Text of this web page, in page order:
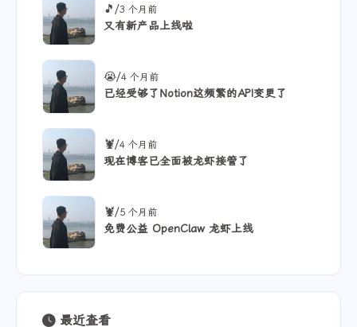
🎵/3 个月前
又有新产品上线啦
😭/4 个月前
已经受够了Notion这频繁的API变更了
🦞/4 个月前
现在博客已全面被龙虾接管了
🦞/5 个月前
免费公益 OpenClaw 龙虾上线
最近查看